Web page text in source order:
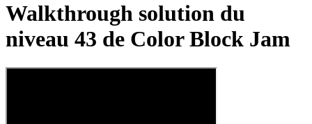
Walkthrough solution du
niveau 43 de Color Block Jam